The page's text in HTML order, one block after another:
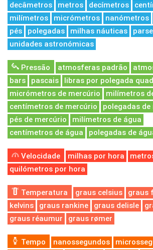
decâmetros
metros decímetros
milímetros
micrómetros nanómetros
pés
polegadas milhas náuticas
unidades astronómicas
Pressão atmosferas padrão
bars
pascais libras por polegada
micrómetros de mercúrio
milímetros
centímetros de mercúrio
polegadas
pés de mercúrio
milímetros de água
centímetros de água
polegadas de
Velocidade milhas por hora
quilómetros por hora
Temperatura graus celsius
graus
kelvins
graus rankine graus delisle
graus réaumur
graus rømer
Tempo nanossegundos